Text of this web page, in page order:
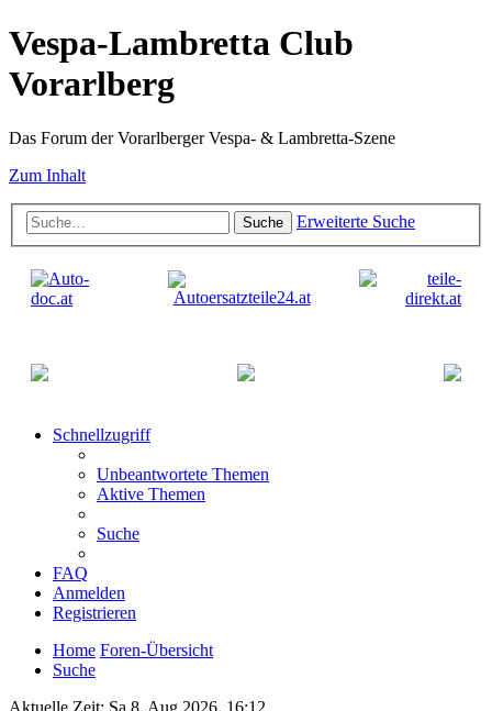
Vespa-Lambretta Club
Vorarlberg
Das Forum der Vorarlberger Vespa- & Lambretta-Szene
Zum Inhalt
Suche Erweiterte Suche
Schnellzugriff
Unbeantwortete Themen
Aktive Themen
Suche
FAQ
Anmelden
Registrieren
Home Foren-Übersicht
Suche